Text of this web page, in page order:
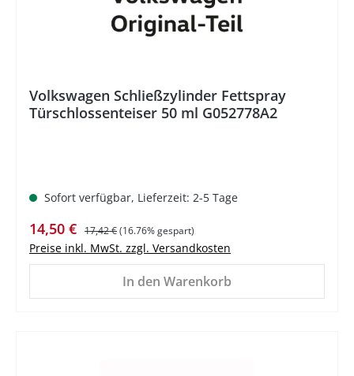
Volkswagen Schließzylinder Fettspray
Türschlossenteiser 50 ml G052778A2
Sofort verfügbar, Lieferzeit: 2-5 Tage
Verkaufspreis:
14,50 € Regulärer Preis:
17,42 €(16.76% gespart)
Preise inkl. MwSt. zzgl. Versandkosten
In den Warenkorb